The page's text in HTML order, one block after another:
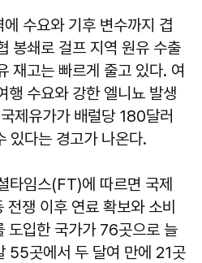
수요와 기후 변수까지 겹
봉쇄로 걸프 지역 원유 수출
재고는 빠르게 줄고 있다. 여
행 수요와 강한 엘니뇨 발생
제유가가 배럴당 180달러
있다는 경고가 나온다.
타임스(FT)에 따르면 국제
쟁 이후 연료 확보와 소비
도입한 국가가 76곳으로 늘
55곳에서 두 달여 만에 21곳